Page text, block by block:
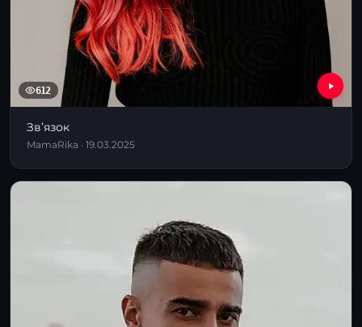
612
Звʼязок
MamaRika · 19.03.2025